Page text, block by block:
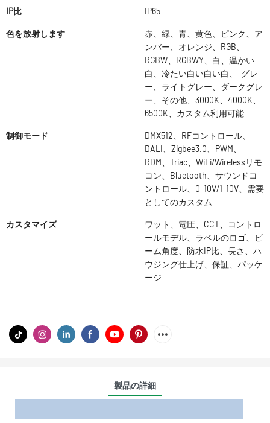
IP比 IP65
色を放射します
赤、緑、青、黄色、ピンク、ア
ンバー、オレンジ、RGB、
RGBW、RGBWY、白、温かい
白、冷たい白い白い白、 グレ
ー、ライトグレー、ダークグレ
ー、その他、3000K、4000K、
6500K、カスタム利用可能
制御モード
DMX512、RFコントロール、
DALI、Zigbee3.0、PWM、
RDM、Triac、WiFi/Wirelessリモ
コン、Bluetooth、サウンドコ
ントロール、0-10V/1-10V、需要
としてのカスタム
カスタマイズ
ワット、電圧、CCT、コントロ
ールモデル、ラベルのロゴ、ビ
ーム角度、防水IP比、長さ、ハ
ウジング仕上げ、保証、パッケ
ージ
製品の詳細